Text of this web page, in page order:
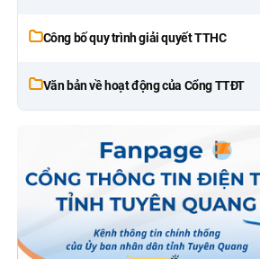
Công bố quy trình giải quyết TTHC
Văn bản về hoạt động của Cổng TTĐT